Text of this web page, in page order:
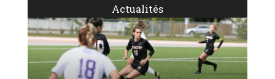
Actualités